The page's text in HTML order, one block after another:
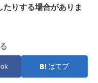
たりする場合がありま
はてブ